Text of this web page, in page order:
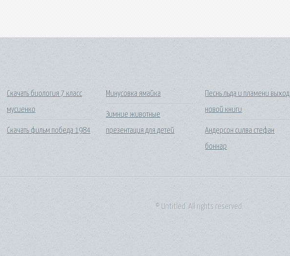
Скачать биология 7 класс
мусиенко
Скачать фильм победа 1984
Минусовка ямайка
Зимние животные
презентация для детей
Песнь льда и пламени выход
новой книги
Андерсон силва стефан
боннар
© Untitled. All rights reserved.